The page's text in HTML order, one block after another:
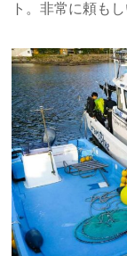
ト。非常に頼も